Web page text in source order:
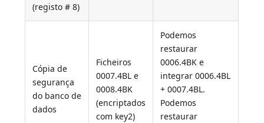
(registo # 8)
Cópia de
segurança
do banco de
dados
Ficheiros
0007.4BL e
0008.4BK
(encriptados
com key2)
Podemos
restaurar
0006.4BK e
integrar 0006.4BL
+ 0007.4BL.
Podemos
restaurar